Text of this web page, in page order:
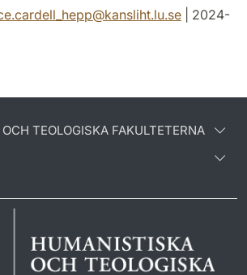
@kansliht.lu.se | 2024-
TEOLOGISKA FAKULTETERNA